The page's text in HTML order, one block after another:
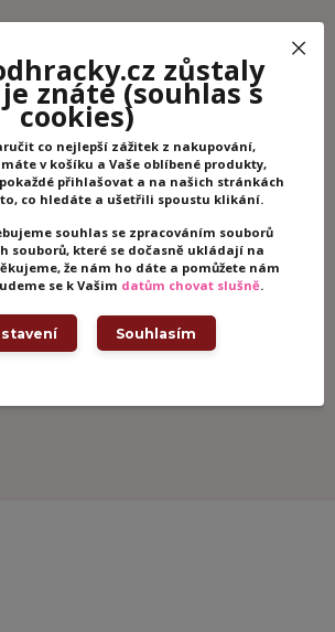
Potřebujete poradit?
+420 605 062 233
(Po-Ne, 8-21 hod.)
info@woodhracky.cz
zůstaly
znáte(souhlas s
cookies)
co nejlepší zážitek z nakupování,
v košíku a Vaše oblíbené produkty,
přihlašovat a na našich stránkách
to, co hledáte a ušetřili spoustu klikání.
souhlas se zpracováním souborů
souborů, které se dočasně ukládají na
že nám ho dáte a pomůžete nám
se k Vašim datům chovat slušně.
Souhlasím